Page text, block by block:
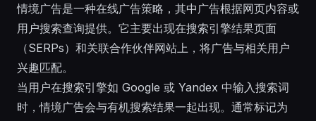
情境广告是一种在线广告策略，其中广告根据网页内容或
用户搜索查询提供。它主要出现在搜索引擎结果页面
（SERPs）和关联合作伙伴网站上，将广告与相关用户
兴趣匹配。
当用户在搜索引擎如 Google 或 Yandex 中输入搜索词
时，情境广告会与有机搜索结果一起出现。通常标记为